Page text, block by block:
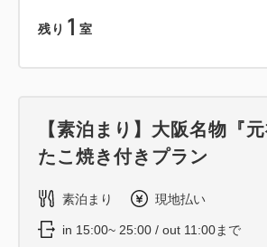
残り 1 室
【素泊まり】大阪名物『元
たこ焼き付きプラン
素泊まり 現地払い
in 15:00~ 25:00 / out 11:00まで